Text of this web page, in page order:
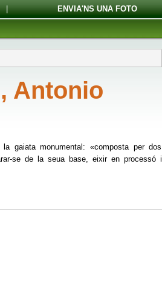
| ENVIA'NS UNA FOTO
Antonio
gaiata monumental: «composta per dos
se de la seua base, eixir en processó i